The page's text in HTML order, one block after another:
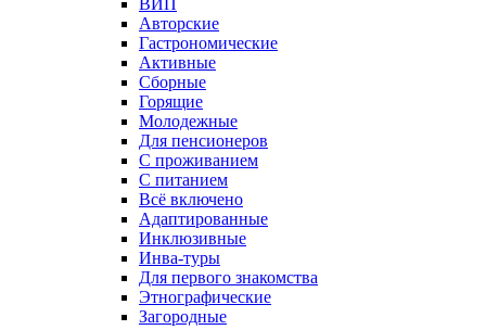
ВИП
Авторские
Гастрономические
Активные
Сборные
Горящие
Молодежные
Для пенсионеров
С проживанием
С питанием
Всё включено
Адаптированные
Инклюзивные
Инва-туры
Для первого знакомства
Этнографические
Загородные